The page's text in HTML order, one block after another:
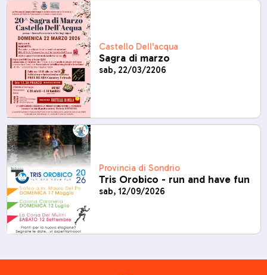
Castello Dell'acqua
Sagra di marzo
sab, 22/03/2206
Provincia di Sondrio
Tris Orobico - run and have fun
sab, 12/09/2026